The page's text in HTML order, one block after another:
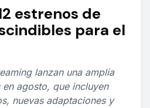
estrenos de
para el
lanzan una amplia
agosto, que incluyen
nuevas adaptaciones y